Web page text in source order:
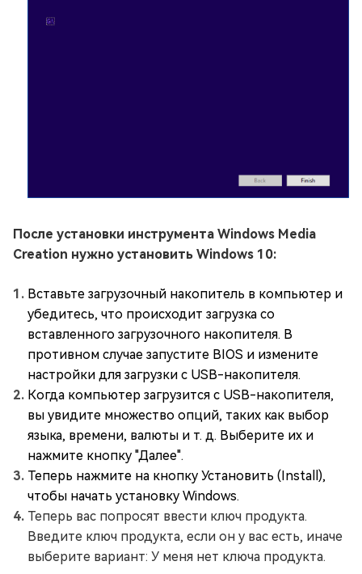
После установки инструмента Windows Media
Creation нужно установить Windows 10:
Вставьте загрузочный накопитель в компьютер и
убедитесь, что происходит загрузка со
вставленного загрузочного накопителя. В
противном случае запустите BIOS и измените
настройки для загрузки с USB-накопителя.
Когда компьютер загрузится с USB-накопителя,
вы увидите множество опций, таких как выбор
языка, времени, валюты и т. д. Выберите их и
нажмите кнопку "Далее".
Теперь нажмите на кнопку Установить (Install),
чтобы начать установку Windows.
Теперь вас попросят ввести ключ продукта.
Введите ключ продукта, если он у вас есть, иначе
выберите вариант: У меня нет ключа продукта.